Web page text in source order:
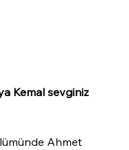
Kemal sevginiz
Ahmet